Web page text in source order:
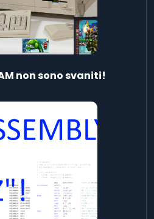
non sono svaniti!